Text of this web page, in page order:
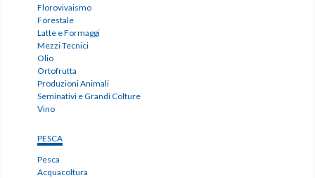
Florovivaismo
Forestale
Latte e Formaggi
Mezzi Tecnici
Olio
Ortofrutta
Produzioni Animali
Seminativi e Grandi Colture
Vino
PESCA
Pesca
Acquacoltura